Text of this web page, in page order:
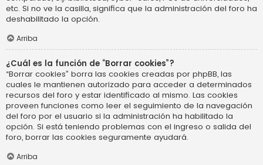
etc. Si no ve la casilla, significa que la administración del foro ha
deshabilitado la opción.
Arriba
¿Cuál es la función de “Borrar cookies”?
“Borrar cookies” borra las cookies creadas por phpBB, las
cuales le mantienen autorizado para acceder a determinados
recursos del foro y estar identificado al mismo. Las cookies
proveen funciones como leer el seguimiento de la navegación
del foro por el usuario si la administración ha habilitado la
opción. Si está teniendo problemas con el ingreso o salida del
foro, borrar las cookies seguramente ayudará.
Arriba